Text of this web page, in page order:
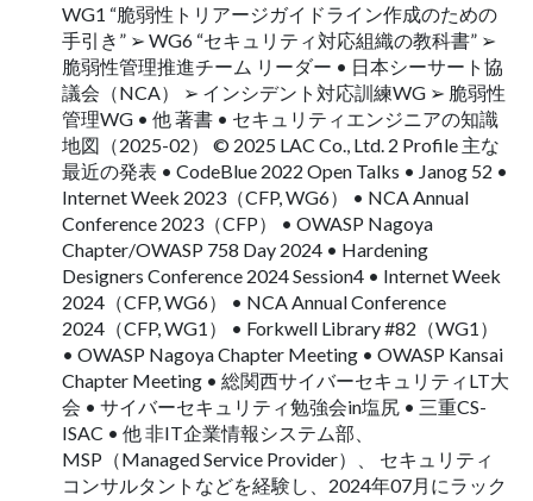
WG1 “脆弱性トリアージガイドライン作成のための
手引き” ➢ WG6 “セキュリティ対応組織の教科書” ➢
脆弱性管理推進チーム リーダー • 日本シーサート協
議会（NCA） ➢ インシデント対応訓練WG ➢ 脆弱性
管理WG • 他 著書 • セキュリティエンジニアの知識
地図（2025-02） © 2025 LAC Co., Ltd. 2 Profile 主な
最近の発表 • CodeBlue 2022 Open Talks • Janog 52 •
Internet Week 2023（CFP, WG6） • NCA Annual
Conference 2023（CFP） • OWASP Nagoya
Chapter/OWASP 758 Day 2024 • Hardening
Designers Conference 2024 Session4 • Internet Week
2024（CFP, WG6） • NCA Annual Conference
2024（CFP, WG1） • Forkwell Library #82（WG1）
• OWASP Nagoya Chapter Meeting • OWASP Kansai
Chapter Meeting • 総関西サイバーセキュリティLT大
会 • サイバーセキュリティ勉強会in塩尻 • 三重CS-
ISAC • 他 非IT企業情報システム部、
MSP（Managed Service Provider）、 セキュリティ
コンサルタントなどを経験し、2024年07月にラック